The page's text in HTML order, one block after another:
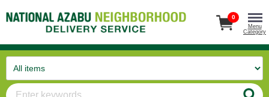
0
Menu
Category